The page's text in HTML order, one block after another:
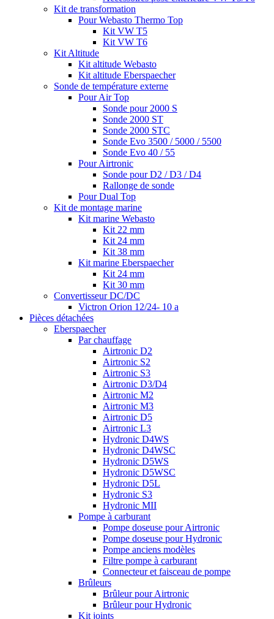
Kit de transformation
Pour Webasto Thermo Top
Kit VW T5
Kit VW T6
Kit Altitude
Kit altitude Webasto
Kit altitude Eberspaecher
Sonde de température externe
Pour Air Top
Sonde pour 2000 S
Sonde 2000 ST
Sonde 2000 STC
Sonde Evo 3500 / 5000 / 5500
Sonde Evo 40 / 55
Pour Airtronic
Sonde pour D2 / D3 / D4
Rallonge de sonde
Pour Dual Top
Kit de montage marine
Kit marine Webasto
Kit 22 mm
Kit 24 mm
Kit 38 mm
Kit marine Eberspaecher
Kit 24 mm
Kit 30 mm
Convertisseur DC/DC
Victron Orion 12/24- 10 a
Pièces détachées
Eberspaecher
Par chauffage
Airtronic D2
Airtronic S2
Airtronic S3
Airtronic D3/D4
Airtronic M2
Airtronic M3
Airtronic D5
Airtronic L3
Hydronic D4WS
Hydronic D4WSC
Hydronic D5WS
Hydronic D5WSC
Hydronic D5L
Hydronic S3
Hydronic MII
Pompe à carburant
Pompe doseuse pour Airtronic
Pompe doseuse pour Hydronic
Pompe anciens modèles
Filtre pompe à carburant
Connecteur et faisceau de pompe
Brûleurs
Brûleur pour Airtronic
Brûleur pour Hydronic
Kit joints